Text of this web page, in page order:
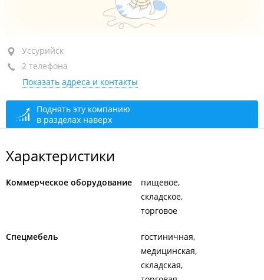
Уссурийск, ул. Некрасова, 234Б стр. 10
1-й этаж
+7 914 711-94-94
+7 (4234) 37-94-94
сегодня закрыто
Уссурийск
2 телефона
Показать адреса и контакты
Поднять эту компанию
в разделах наверх
Характеристики
Коммерческое оборудование
пищевое
складское
торговое
Спецмебель
гостиничная
медицинская
складская